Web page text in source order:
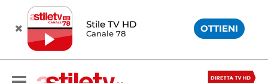
Stile TV HD
Canale 78 OTTIENI